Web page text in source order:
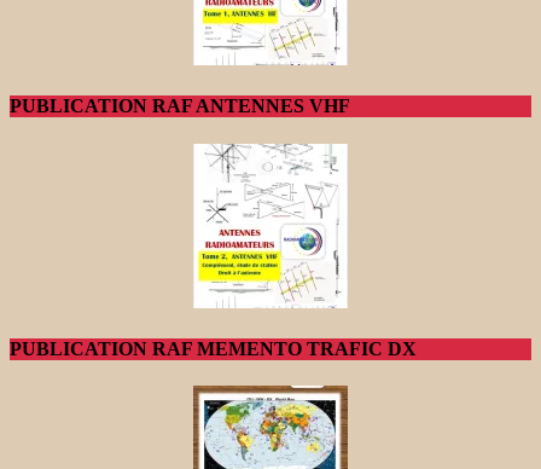
PUBLICATION RAF ANTENNES VHF
PUBLICATION RAF MEMENTO TRAFIC DX